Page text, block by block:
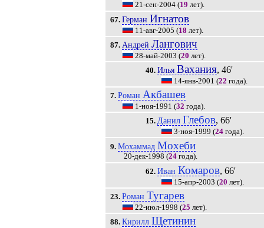
21-сен-2004(19 лет).
67. Герман Игнатов
11-авг-2005 (18 лет).
87. Андрей Лангович
28-май-2003 (20 лет).
40. Илья Вахания, 46'
14-янв-2001 (22 года).
7. Роман Акбашев
1-ноя-1991 (32 года).
15. Данил Глебов, 66'
3-ноя-1999 (24 года).
9. Мохаммад Мохеби
20-дек-1998 (24года).
62. Иван Комаров, 66'
15-апр-2003 (20 лет).
23. Роман Тугарев
22-июл-1998 (25 лет).
88. Кирилл Щетинин